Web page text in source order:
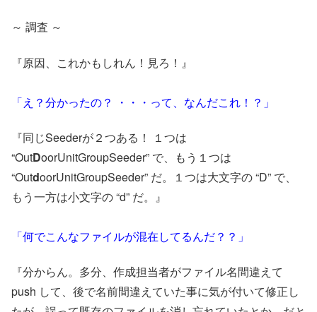
～ 調査 ～
『原因、これかもしれん！見ろ！』
「え？分かったの？ ・・・って、なんだこれ！？」
『同じSeederが２つある！ １つは
“OutDoorUnitGroupSeeder” で、もう１つは
“OutdoorUnitGroupSeeder” だ。１つは大文字の “D” で、
もう一方は小文字の “d” だ。』
「何でこんなファイルが混在してるんだ？？」
『分からん。多分、作成担当者がファイル名間違えて
push して、後で名前間違えていた事に気が付いて修正し